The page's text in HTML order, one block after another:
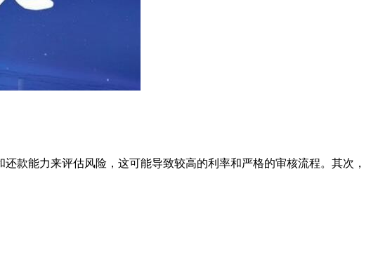
款能力来评估风险，这可能导致较高的利率和严格的审核流程。其次，